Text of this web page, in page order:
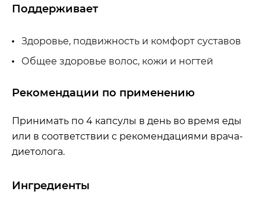
Поддерживает
Здоровье, подвижность и комфорт суставов
Общее здоровье волос, кожи и ногтей
Рекомендации по применению
Принимать по 4 капсулы в день во время еды
или в соответствии с рекомендациями врача-
диетолога.
Ингредиенты